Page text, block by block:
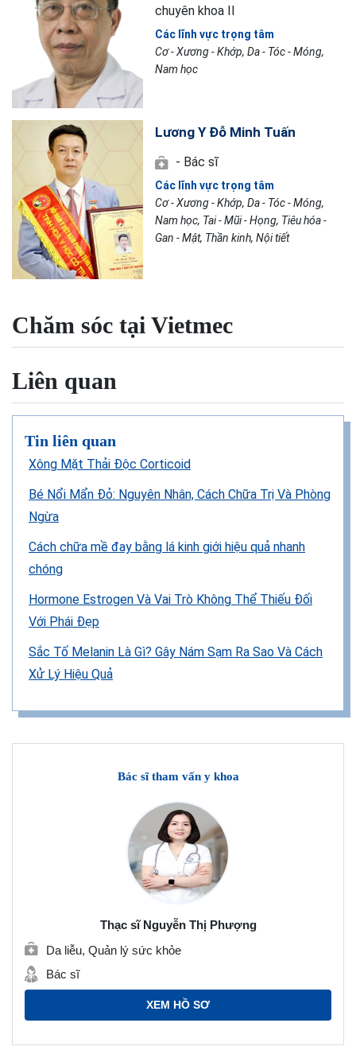
chuyên khoa II
Các lĩnh vực trọng tâm
Cơ - Xương - Khớp, Da - Tóc - Móng,
Nam học
Lương Y Đỗ Minh Tuấn
- Bác sĩ
Các lĩnh vực trọng tâm
Cơ - Xương - Khớp, Da - Tóc - Móng,
Nam học, Tai - Mũi - Họng, Tiêu hóa -
Gan - Mật, Thần kinh, Nội tiết
Chăm sóc tại Vietmec
Liên quan
Tin liên quan
Xông Mặt Thải Độc Corticoid
Bé Nổi Mẩn Đỏ: Nguyên Nhân, Cách Chữa Trị Và Phòng
Ngừa
Cách chữa mề đay bằng lá kinh giới hiệu quả nhanh
chóng
Hormone Estrogen Và Vai Trò Không Thể Thiếu Đối
Với Phái Đẹp
Sắc Tố Melanin Là Gì? Gây Nám Sạm Ra Sao Và Cách
Xử Lý Hiệu Quả
Bác sĩ tham vấn y khoa
Thạc sĩ Nguyễn Thị Phượng
Da liễu, Quản lý sức khỏe
Bác sĩ
XEM HỒ SƠ